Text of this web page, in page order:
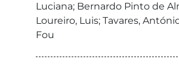
Luciana; Bernardo Pinto de
Loureiro, Luis; Tavares,
Fou